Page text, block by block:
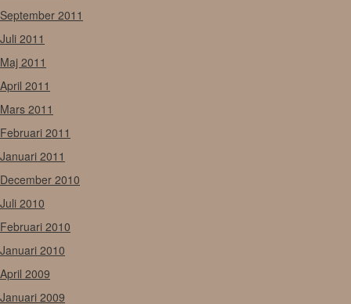
September 2011
Juli 2011
Maj 2011
April 2011
Mars 2011
Februari 2011
Januari 2011
December 2010
Juli 2010
Februari 2010
Januari 2010
April 2009
Januari 2009